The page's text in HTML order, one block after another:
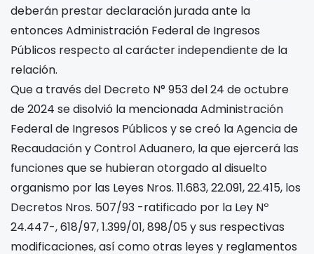
deberán prestar declaración jurada ante la
entonces Administración Federal de Ingresos
Públicos respecto al carácter independiente de la
relación.
Que a través del Decreto N° 953 del 24 de octubre
de 2024 se disolvió la mencionada Administración
Federal de Ingresos Públicos y se creó la Agencia de
Recaudación y Control Aduanero, la que ejercerá las
funciones que se hubieran otorgado al disuelto
organismo por las Leyes Nros. 11.683, 22.091, 22.415, los
Decretos Nros. 507/93 -ratificado por la Ley Nº
24.447-, 618/97, 1.399/01, 898/05 y sus respectivas
modificaciones, así como otras leyes y reglamentos